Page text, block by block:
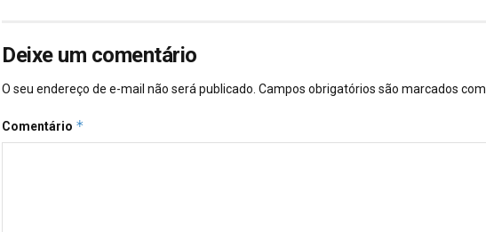
Deixe um comentário
O seu endereço de e-mail não será publicado. Campos obrigatórios são marcados com
Comentário *